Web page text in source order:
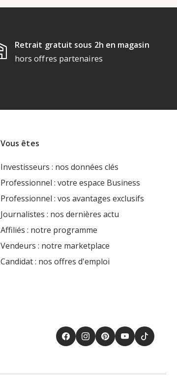
Retrait gratuit sous 2h en magasin
hors offres partenaires
Vous êtes
Investisseurs : nos données clés
Professionnel : votre espace Business
Professionnel : vos avantages exclusifs
Journalistes : nos dernières actu
Affiliés : notre programme
Vendeurs : notre marketplace
Candidat : nos offres d'emploi